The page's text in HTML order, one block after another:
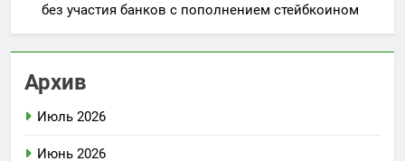
без участия банков с пополнением стейбкоином
Архив
Июль 2026
Июнь 2026